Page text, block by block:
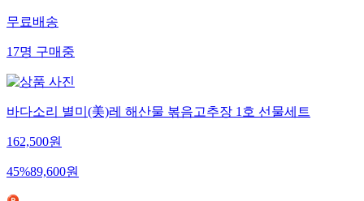
무료배송
17명 구매중
바다소리 별미(美)레 해산물 볶음고추장 1호 선물세트
162,500원
45%89,600원